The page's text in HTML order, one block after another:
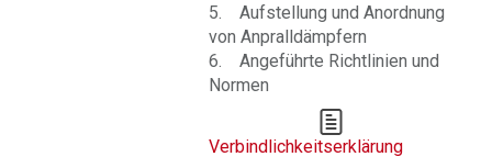
5. Aufstellung und Anordnung
von Anpralldämpfern
6. Angeführte Richtlinien und
Normen
Verbindlichkeitserklärung